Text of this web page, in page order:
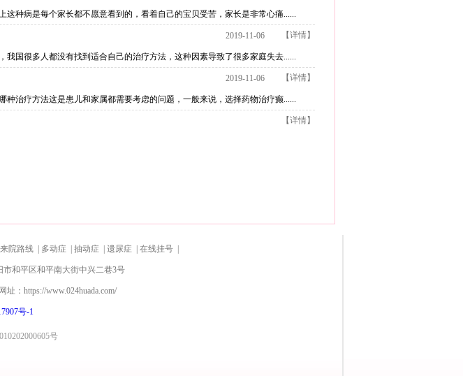
种病是每个家长都不愿意看到的，看着自己的宝贝受苦，家长是非常心痛......
【详情】
2019-11-06
我国很多人都没有找到适合自己的治疗方法，这种因素导致了很多家庭失去......
【详情】
2019-11-06
种治疗方法这是患儿和家属都需要考虑的问题，一般来说，选择药物治疗癫......
【详情】
来院路线 | 多动症 | 抽动症 | 遗尿症 | 在线挂号 |
和平区和平南大街中兴二巷3号
：https://www.024huada.com/
号-1
号